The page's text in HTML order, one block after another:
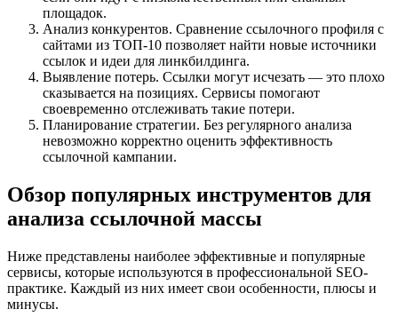
площадок.
Анализ конкурентов. Сравнение ссылочного профиля с
сайтами из ТОП-10 позволяет найти новые источники
ссылок и идеи для линкбилдинга.
Выявление потерь. Ссылки могут исчезать — это плохо
сказывается на позициях. Сервисы помогают
своевременно отслеживать такие потери.
Планирование стратегии. Без регулярного анализа
невозможно корректно оценить эффективность
ссылочной кампании.
Обзор популярных инструментов для
анализа ссылочной массы
Ниже представлены наиболее эффективные и популярные
сервисы, которые используются в профессиональной SEO-
практике. Каждый из них имеет свои особенности, плюсы и
минусы.